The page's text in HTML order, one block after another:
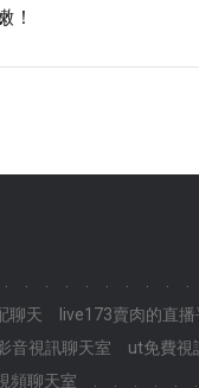
！
聊天
live173賣肉的直
音視訊聊天室 ut免費視
頻聊天室